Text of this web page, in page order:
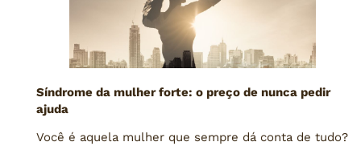
Síndrome da mulher forte: o preço de nunca pedir
ajuda
Você é aquela mulher que sempre dá conta de tudo?